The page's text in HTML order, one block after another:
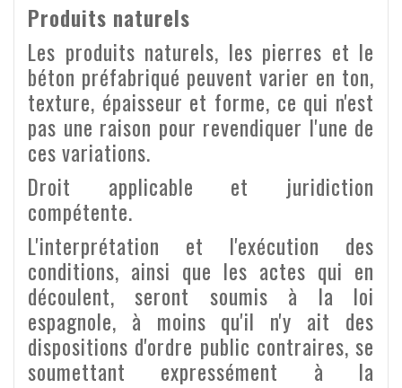
Produits naturels
Les produits naturels, les pierres et le
béton préfabriqué peuvent varier en ton,
texture, épaisseur et forme, ce qui n'est
pas une raison pour revendiquer l'une de
ces variations.
Droit applicable et juridiction
compétente.
L'interprétation et l'exécution des
conditions, ainsi que les actes qui en
découlent, seront soumis à la loi
espagnole, à moins qu'il n'y ait des
dispositions d'ordre public contraires, se
soumettant expressément à la